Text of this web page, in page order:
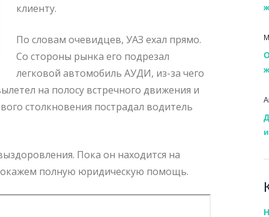
клиенту.
По словам очевидцев, УАЗ ехал прямо.
Со стороны рынка его подрезал
легковой автомобиль АУДИ, из-за чего
на полосу встречного движения и
столкновения пострадал водитель
Пока он находится на
полную юридическую помощь.